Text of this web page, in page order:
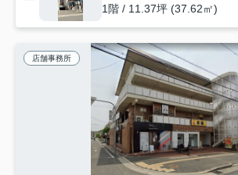
1階 / 11.37坪 (37.62㎡)
店舗事務所